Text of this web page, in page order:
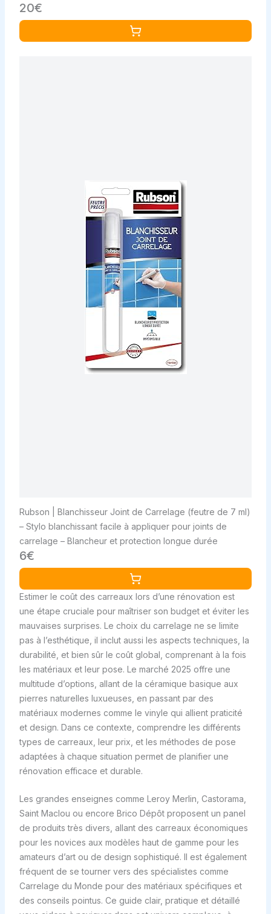
20€
Rubson | Blanchisseur Joint de Carrelage (feutre de 7 ml)
– Stylo blanchissant facile à appliquer pour joints de
carrelage – Blancheur et protection longue durée
6€
Estimer le coût des carreaux lors d’une rénovation est
une étape cruciale pour maîtriser son budget et éviter les
mauvaises surprises. Le choix du carrelage ne se limite
pas à l’esthétique, il inclut aussi les aspects techniques, la
durabilité, et bien sûr le coût global, comprenant à la fois
les matériaux et leur pose. Le marché 2025 offre une
multitude d’options, allant de la céramique basique aux
pierres naturelles luxueuses, en passant par des
matériaux modernes comme le vinyle qui allient praticité
et design. Dans ce contexte, comprendre les différents
types de carreaux, leur prix, et les méthodes de pose
adaptées à chaque situation permet de planifier une
rénovation efficace et durable.
Les grandes enseignes comme Leroy Merlin, Castorama,
Saint Maclou ou encore Brico Dépôt proposent un panel
de produits très divers, allant des carreaux économiques
pour les novices aux modèles haut de gamme pour les
amateurs d’art ou de design sophistiqué. Il est également
fréquent de se tourner vers des spécialistes comme
Carrelage du Monde pour des matériaux spécifiques et
des conseils pointus. Ce guide clair, pratique et détaillé